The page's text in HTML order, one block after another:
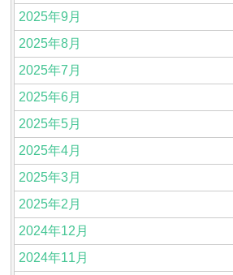
2025年9月
2025年8月
2025年7月
2025年6月
2025年5月
2025年4月
2025年3月
2025年2月
2024年12月
2024年11月